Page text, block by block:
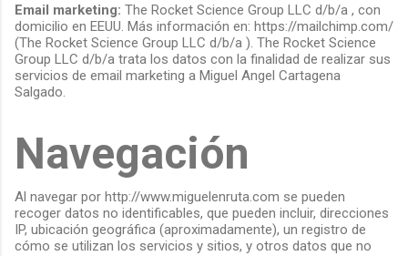
Email marketing: The Rocket Science Group LLC d/b/a , con
domicilio en EEUU. Más información en: https://mailchimp.com/
(The Rocket Science Group LLC d/b/a ). The Rocket Science
Group LLC d/b/a trata los datos con la finalidad de realizar sus
servicios de email marketing a Miguel Angel Cartagena
Salgado.
Navegación
Al navegar por http://www.miguelenruta.com se pueden
recoger datos no identificables, que pueden incluir, direcciones
IP, ubicación geográfica (aproximadamente), un registro de
cómo se utilizan los servicios y sitios, y otros datos que no